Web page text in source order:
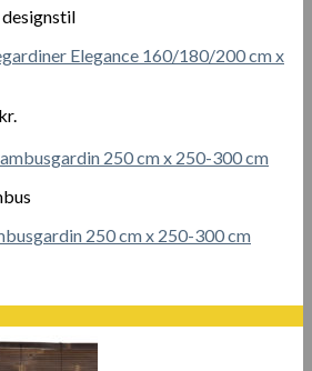
Elegance 160/180/200 cm x
kr.
500.00 kr.
3
250 cm x 250-300 cm